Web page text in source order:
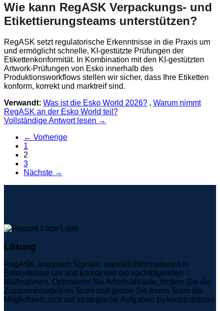
Wie kann RegASK Verpackungs- und
Etikettierungsteams unterstützen?
RegASK setzt regulatorische Erkenntnisse in die Praxis um
und ermöglicht schnelle, KI-gestützte Prüfungen der
Etikettenkonformität. In Kombination mit den KI-gestützten
Artwork-Prüfungen von Esko innerhalb des
Produktionsworkflows stellen wir sicher, dass Ihre Etiketten
konform, korrekt und marktreif sind.
Verwandt: Was ist die Esko World 2026? , Warum nimmt
RegASK an der Esko World teil?
Vollständige Antwort lesen →
← Vorherige
1
2
3
Nächste →
Lösung
RegASK analysiert Signale, wandelt Informationen in
Erkenntnisse um und koordiniert die nachfolgenden
Maßnahmen. Optimieren Sie Arbeitsabläufe, fördern Sie die
Zusammenarbeit im Team und geben Sie Ihrem Team die
Möglichkeit, sich auf strategische Aufgaben zu konzentrieren.